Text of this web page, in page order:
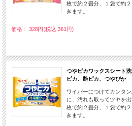
枚で約２畳分、１袋で約
きます。
価格： 328円(税込 361円)
つやピカワックスシート
ピカ、艶ピカ、つやぴか
ワイパーにつけてカンタ
に、汚れも取ってツヤを
枚で約２畳分、１袋で約
きます。